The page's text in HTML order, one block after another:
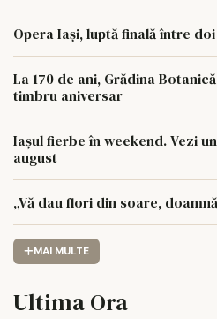
Opera Iași, luptă finală între
La 170 de ani, Grădina
timbru aniversar
Iașul fierbe în weekend. Vezi
august
„Vă dau flori din soare,
MAI MULTE
Ultima Ora